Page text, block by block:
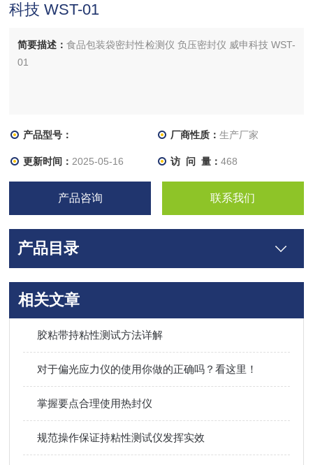
科技 WST-01
简要描述：食品包装袋密封性检测仪 负压密封仪 威申科技 WST-
01
产品型号： 厂商性质： 生产厂家
更新时间： 2025-05-16 访 问 量： 468
产品咨询 联系我们
产品目录
相关文章
胶粘带持粘性测试方法详解
对于偏光应力仪的使用你做的正确吗？看这里！
掌握要点合理使用热封仪
规范操作保证持粘性测试仪发挥实效